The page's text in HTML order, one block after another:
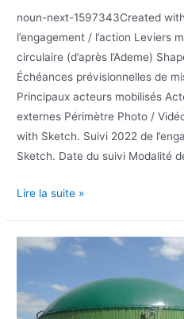
noun-next-1597343Created
l’engagement / l’action Leviers
circulaire (d’après l’Ademe)
Échéances prévisionnelles de
Principaux acteurs mobilisés
externes Périmètre Photo /
with Sketch. Suivi 2022 de
Sketch. Date du suivi Modalité
Lire la suite »